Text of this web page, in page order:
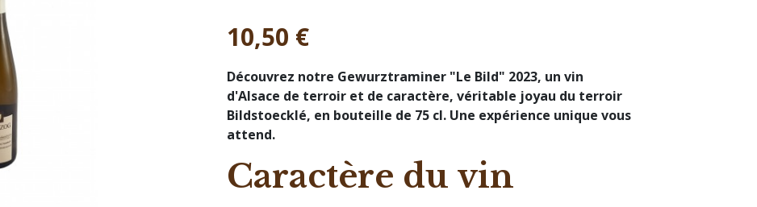
10,50 €
Découvrez notre Gewurztraminer "Le Bild" 2023, un vin
d'Alsace de terroir et de caractère, véritable joyau du terroir
Bildstoecklé, en bouteille de 75 cl. Une expérience unique vous
attend.
Caractère du vin